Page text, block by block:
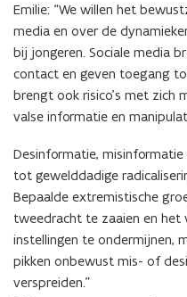
Emilie: “We willen het
media en over de
bij jongeren. Sociale media
contact en geven toegang
brengt ook risico’s met zich
valse informatie en
Desinformatie,
tot gewelddadige
Bepaalde extremistische
tweedracht te zaaien en
instellingen te ondermijnen,
pikken onbewust mis- of
verspreiden.”